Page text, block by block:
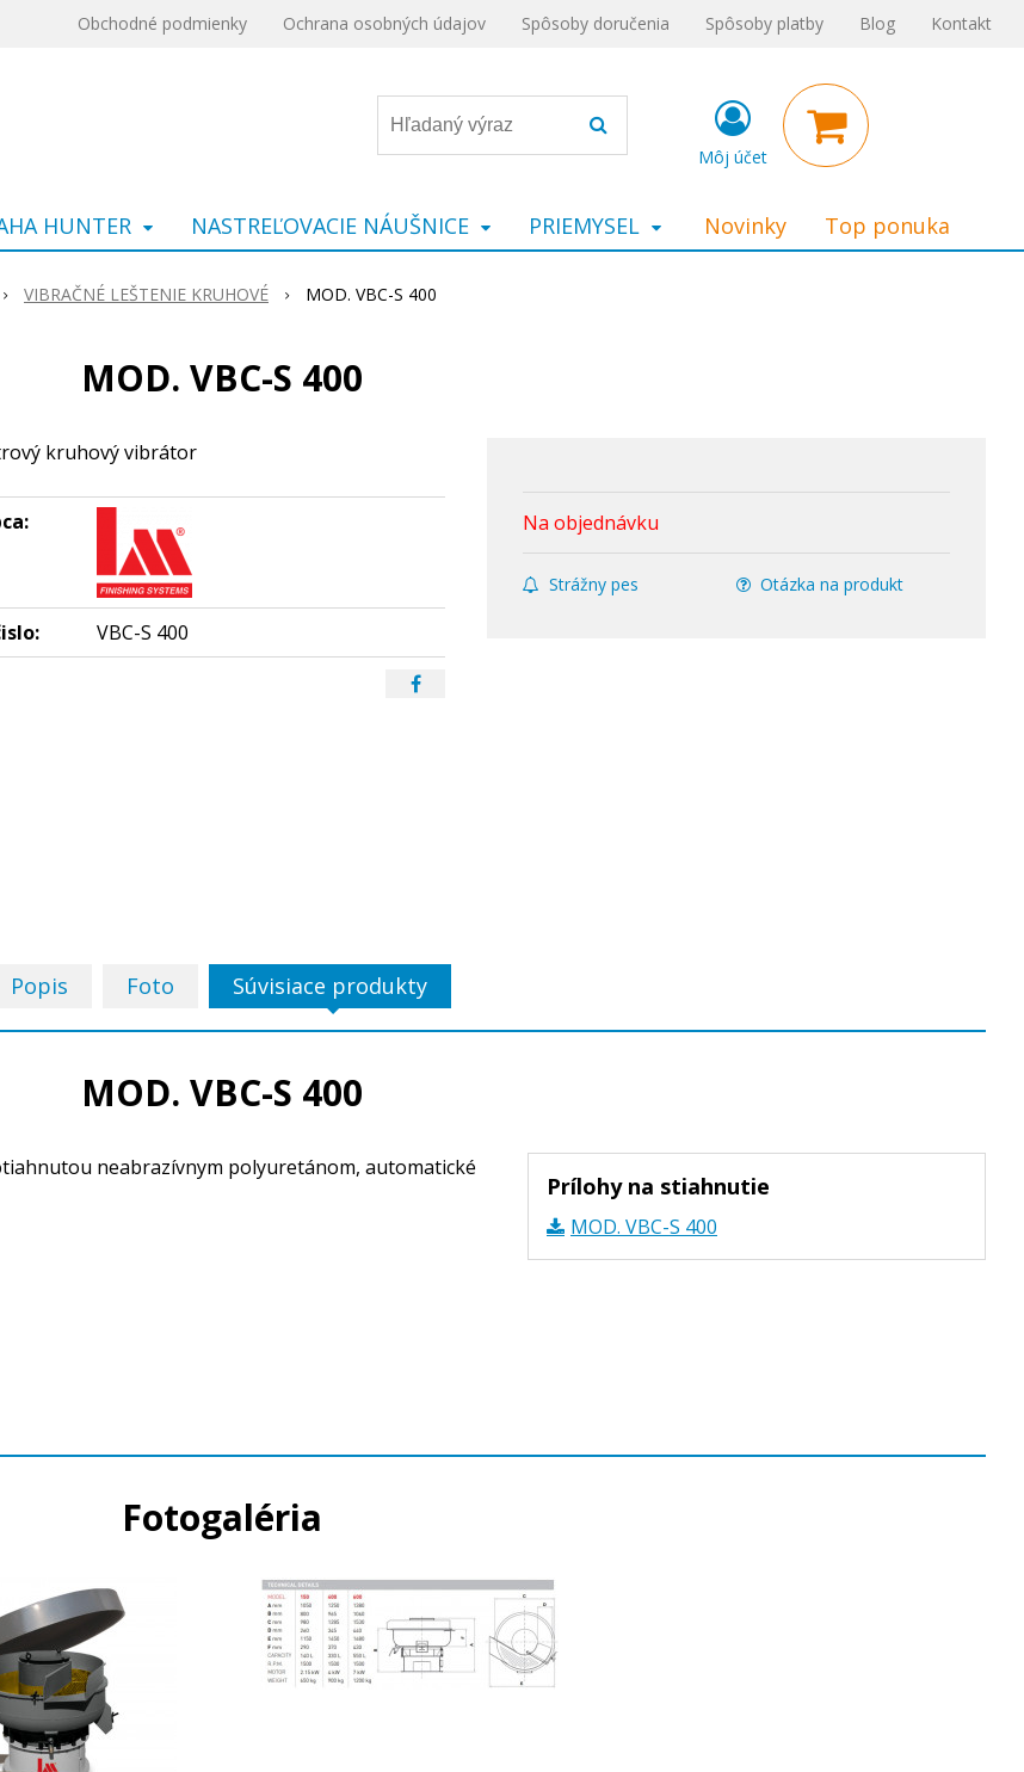
Obchodné podmienky Ochrana osobných údajov Spôsoby doručenia Spôsoby platby Blog Kontakt
Môj účet
HUNTER NASTREĽOVACIE NÁUŠNICE PRIEMYSEL Novinky Top ponuka
VIBRAČNÉ LEŠTENIE KRUHOVÉ MOD. VBC-S 400
MOD. VBC-S 400
Na objednávku
Strážny pes Otázka na produkt
kruhový vibrátor
VBC-S 400
Popis Foto Súvisiace produkty
MOD. VBC-S 400
Prílohy na stiahnutie
MOD. VBC-S 400
neabrazívnym polyuretánom, automatické
Fotogaléria